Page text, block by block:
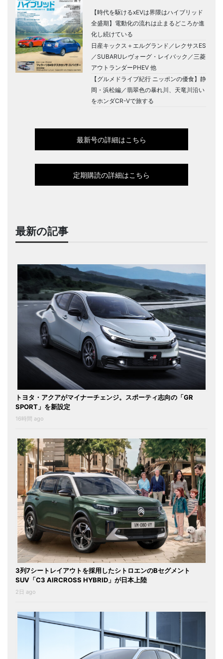
【時代を駆けるxEVは界隈はハイブリッド
全盛期】電動化の流れは止まるどころか進
化し続けている
日産キックス＋エルグランド／レクサスES
／SUBARUレヴォーグ・レイバック／三菱
アウトランダーPHEV 他
【グルメドライブ紀行 ニッポンの優食】静
岡・浜松編／翡翠色の暴れ川、天竜川沿い
をホンダCR-Vで旅する
最新号の詳細はこちら
定期購読の詳細はこちら
最新の記事
トヨタ・アクアがマイナーチェンジ。スポーティ志向の「GR
SPORT」を新設定
16時間 ago
3列7シートレイアウトを採用したシトロエンのBセグメント
SUV「C3 AIRCROSS HYBRID」が日本上陸
2日 ago